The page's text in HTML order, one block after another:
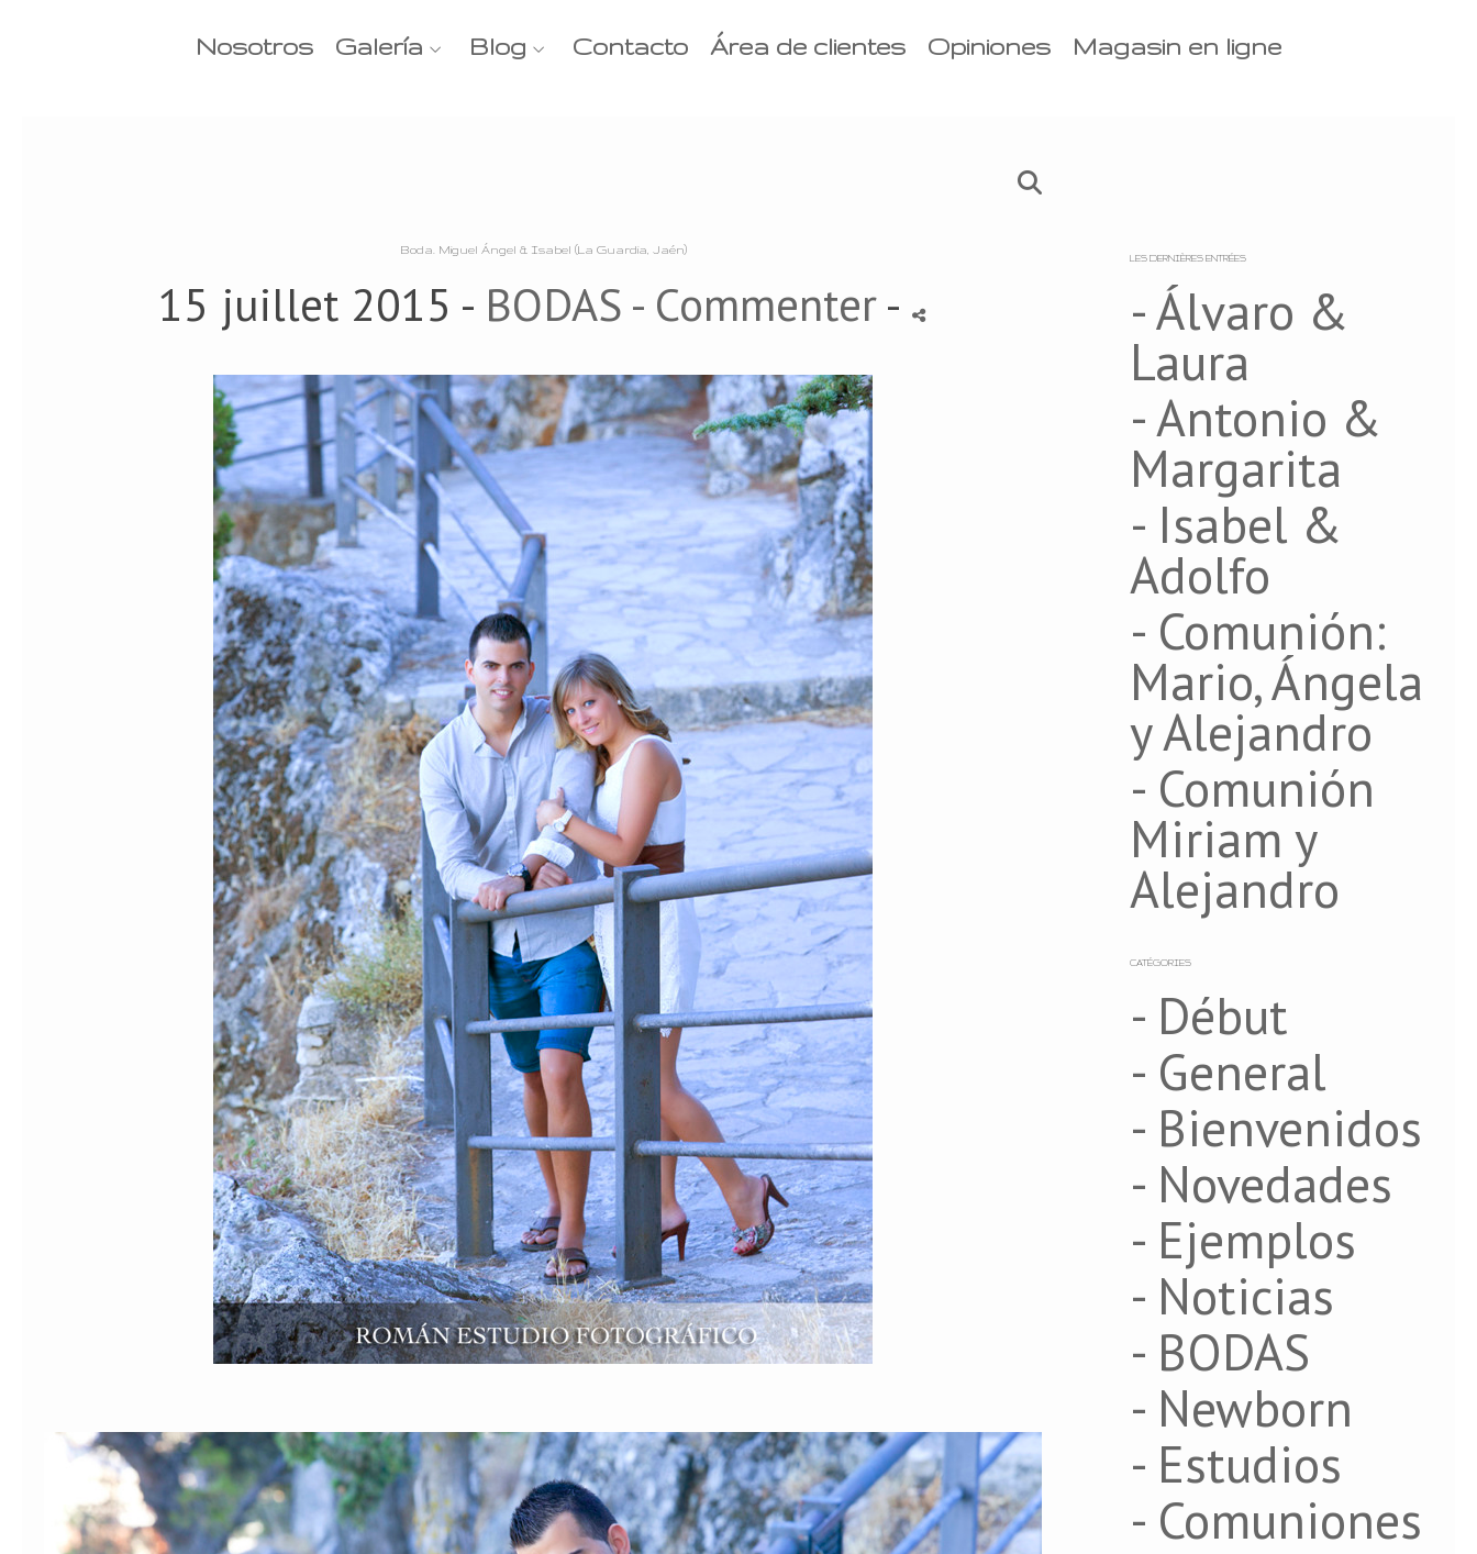
Nosotros Galería Blog Contacto Área de clientes Opiniones Magasin en ligne
Boda. Miguel Ángel & Isabel (La Guardia, Jaén)
15 juillet 2015 - BODAS - Commenter-
LES DERNIÈRES ENTRÉES
- Álvaro &
Laura
- Antonio &
Margarita
- Isabel &
Adolfo
- Comunión:
Mario, Ángela
y Alejandro
- Comunión
Miriam y
Alejandro
CATÉGORIES
- Début
- General
- Bienvenidos
- Novedades
- Ejemplos
- Noticias
- BODAS
- Newborn
- Estudios
- Comuniones